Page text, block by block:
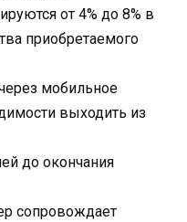
от 4% до 8% в
приобретаемого
мобильное
выходить из
до окончания
сопровождает